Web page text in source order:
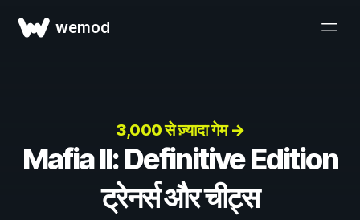
wemod
3,000 से ज़्यादा गेम →
Mafia II: Definitive Edition
ट्रेनर्स और चीट्स